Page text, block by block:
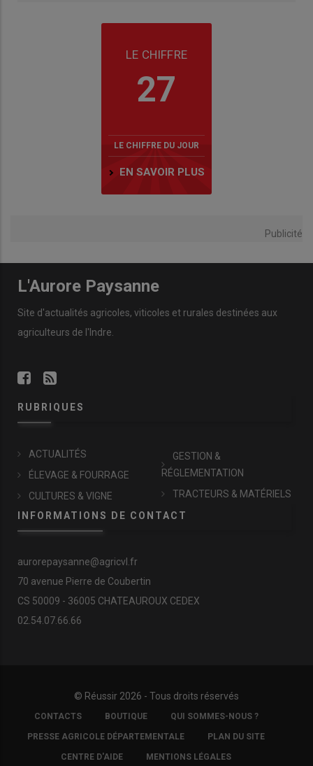
LE CHIFFRE
27
LE CHIFFRE DU JOUR
EN SAVOIR PLUS
Publicité
L'Aurore Paysanne
Site d'actualités agricoles, viticoles et rurales destinées aux
agriculteurs de l'Indre.
RUBRIQUES
ACTUALITÉS
ÉLEVAGE & FOURRAGE
CULTURES & VIGNE
GESTION &
RÉGLEMENTATION
TRACTEURS & MATÉRIELS
INFORMATIONS DE CONTACT
aurorepaysanne@agricvl.fr
70 avenue Pierre de Coubertin
CS 50009 - 36005 CHATEAUROUX CEDEX
02.54.07.66.66
© Réussir 2026 - Tous droits réservés
FOOTER
COPYRIGHT
CONTACTS BOUTIQUE QUI SOMMES-NOUS ?
PRESSE AGRICOLE DÉPARTEMENTALE PLAN DU SITE
CENTRE D'AIDE MENTIONS LÉGALES